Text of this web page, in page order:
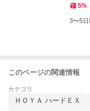
5%
3〜5日
このページの関連情報
カテゴリ
ＨＯＹＡ ハードＥＸ